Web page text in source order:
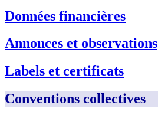
Données financières
Annonces et observations
Labels et certificats
Conventions collectives